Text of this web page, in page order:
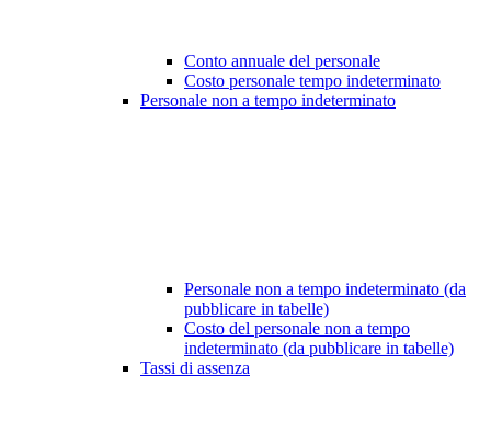
Conto annuale del personale
Costo personale tempo indeterminato
Personale non a tempo indeterminato
Personale non a tempo indeterminato (da
pubblicare in tabelle)
Costo del personale non a tempo
indeterminato (da pubblicare in tabelle)
Tassi di assenza